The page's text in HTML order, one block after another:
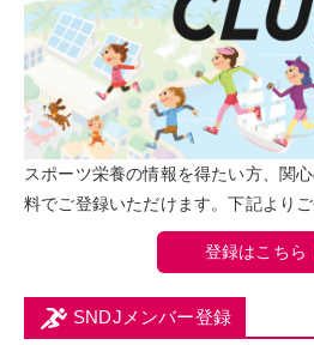
スポーツ栄養の情報を得たい方、関
料でご登録いただけます。下記よりご
登録はこちら
SNDJメンバー登録